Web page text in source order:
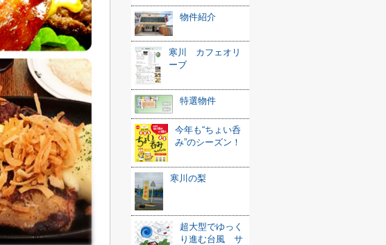
物件紹介
寒川 カフェオリ
ーブ
特選物件
今年も“ちょい呑
み”のシーズン！
寒川の梨
超大型でゆっく
り進む台風 サ